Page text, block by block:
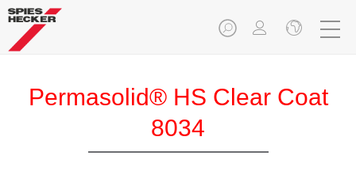
Permasolid® HS Clear Coat
8034